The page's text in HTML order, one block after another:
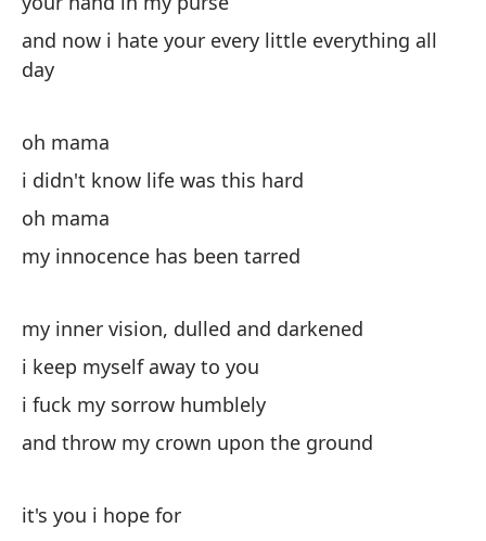
and now i hate your every little everything all
day
oh mama
i didn't know life was this hard
oh mama
my innocence has been tarred
my inner vision, dulled and darkened
i keep myself away to you
i fuck my sorrow humblely
and throw my crown upon the ground
it's you i hope for